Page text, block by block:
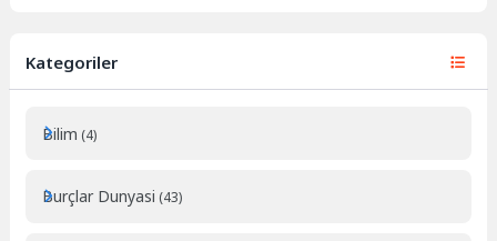
Kategoriler
Bilim (4)
Burçlar Dunyasi (43)